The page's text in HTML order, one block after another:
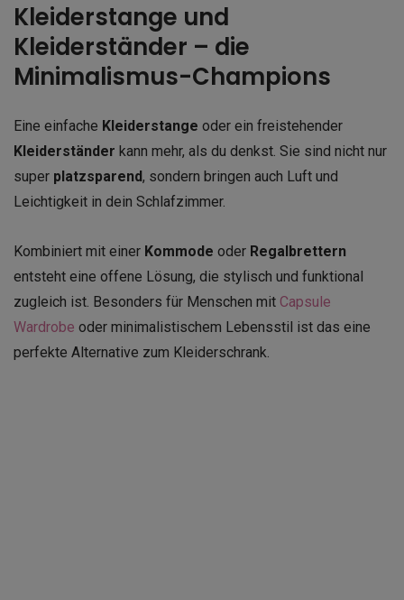
Kleiderstange und
Kleiderständer – die
Minimalismus-Champions
Eine einfache Kleiderstange oder ein freistehender
Kleiderständer kann mehr, als du denkst. Sie sind nicht nur
super platzsparend, sondern bringen auch Luft und
Leichtigkeit in dein Schlafzimmer.
Kombiniert mit einer Kommode oder Regalbrettern
entsteht eine offene Lösung, die stylisch und funktional
zugleich ist. Besonders für Menschen mit Capsule
Wardrobe oder minimalistischem Lebensstil ist das eine
perfekte Alternative zum Kleiderschrank.